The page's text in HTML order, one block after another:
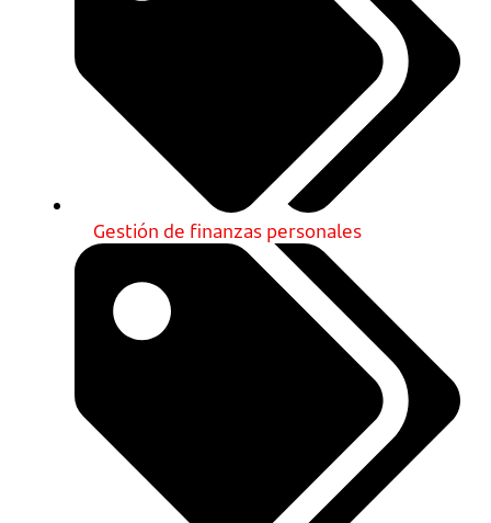
Gestión de finanzas personales